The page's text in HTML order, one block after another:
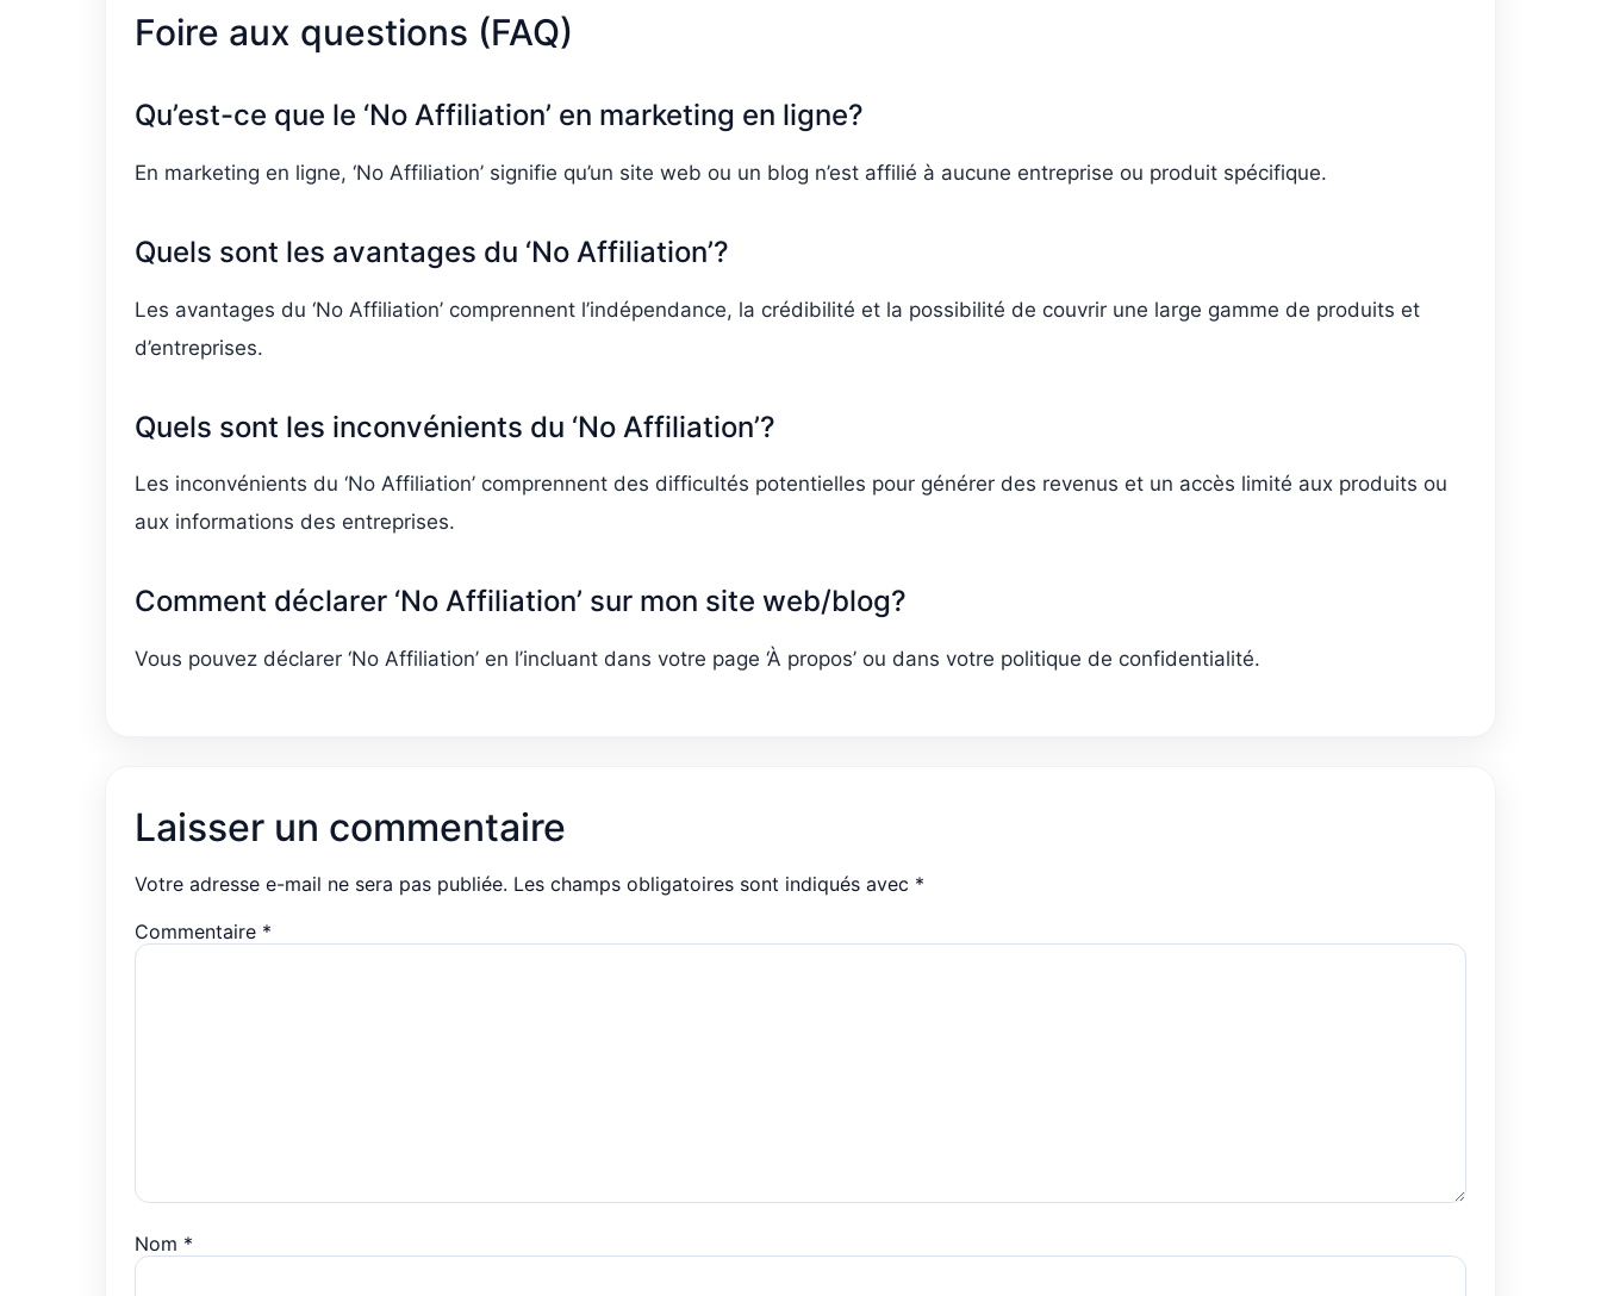
Foire aux questions (FAQ)
Qu’est-ce que le ‘No Affiliation’ en marketing en ligne?
En marketing en ligne, ‘No Affiliation’ signifie qu’un site web ou un blog n’est affilié à aucune entreprise ou produit spécifique.
Quels sont les avantages du ‘No Affiliation’?
Les avantages du ‘No Affiliation’ comprennent l’indépendance, la crédibilité et la possibilité de couvrir une large gamme de produits et
d’entreprises.
Quels sont les inconvénients du ‘No Affiliation’?
Les inconvénients du ‘No Affiliation’ comprennent des difficultés potentielles pour générer des revenus et un accès limité aux produits ou
aux informations des entreprises.
Comment déclarer ‘No Affiliation’ sur mon site web/blog?
Vous pouvez déclarer ‘No Affiliation’ en l’incluant dans votre page ‘À propos’ ou dans votre politique de confidentialité.
Laisser un commentaire
Votre adresse e-mail ne sera pas publiée. Les champs obligatoires sont indiqués avec *
Commentaire *
Nom *